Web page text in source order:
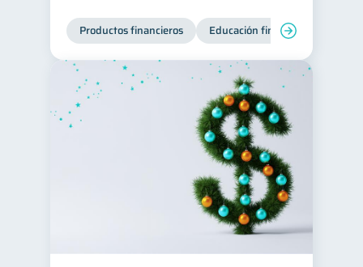
Productos financieros Educación financiera